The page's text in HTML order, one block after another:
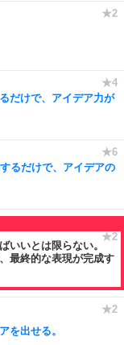
だけで、アイデア力が
るだけで、アイデアの
いいとは限らない。
最終的な表現が完成す
を出せる。